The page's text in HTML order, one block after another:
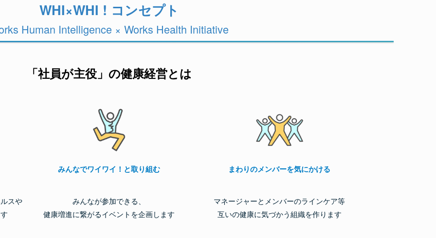
WHI×WHI ! コンセプト
Human Intelligence × Works Health Initiative
「社員が主役」の健康経営とは
スや
みんなでワイワイ！と取り組む
みんなが参加できる、
健康増進に繋がるイベントを企画します
まわりのメンバーを気にかける
マネージャーとメンバーのラインケア等
互いの健康に気づかう組織を作ります